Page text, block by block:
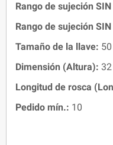
Rango de sujeción
Rango de sujeción
Tamaño de la llave:
Dimensión (Altura):
Longitud de rosca
Pedido mín.: 10